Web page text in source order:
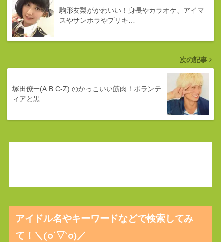
駒形友梨がかわいい！身長やカラオケ、アイマ
スやサンホラやプリキ…
次の記事
塚田僚一(A.B.C-Z) のかっこいい筋肉！ボランテ
ィアと黒…
アイドル名やキーワードなどで検索してみ
て！＼(o´▽`o)／